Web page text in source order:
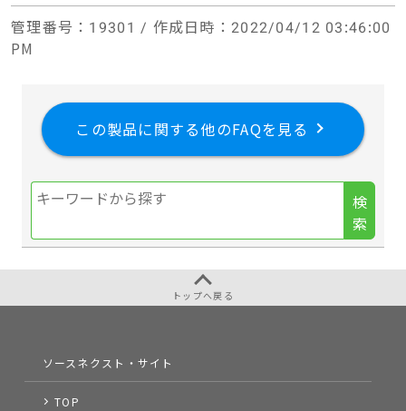
管理番号 ：19301 / 作成日時 ：2022/04/12 03:46:00
PM
この製品に関する他のFAQを見る
検
索
トップへ戻る
ソースネクスト・サイト
TOP